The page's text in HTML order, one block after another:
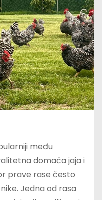
među
domaća jaja i
prave rase često
Jedna od rasa